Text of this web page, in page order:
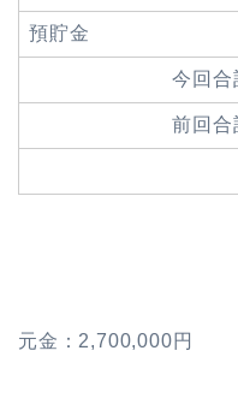
預貯金
今回合
前回合
元金：2,700,000円